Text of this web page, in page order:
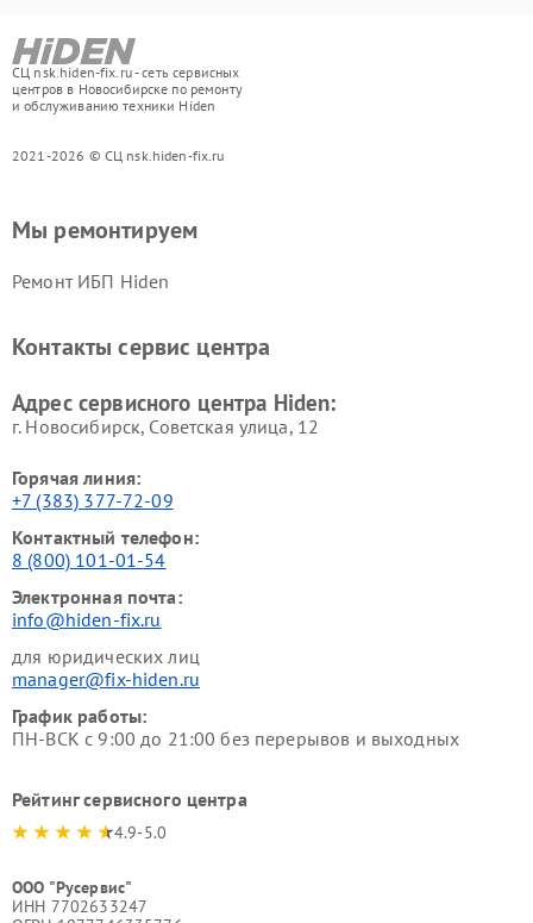
СЦ nsk.hiden-fix.ru - сеть сервисных
центров в Новосибирске по ремонту
и обслуживанию техники Hiden
2021-2026 © СЦ nsk.hiden-fix.ru
Мы ремонтируем
Ремонт ИБП Hiden
Контакты сервис центра
Адрес сервисного центра Hiden:
г. Новосибирск, Советская улица, 12
Горячая линия:
+7 (383) 377-72-09
Контактный телефон:
8 (800) 101-01-54
Электронная почта:
info@hiden-fix.ru
для юридических лиц
manager@fix-hiden.ru
График работы:
ПН-ВСК с 9:00 до 21:00 без перерывов и выходных
Рейтинг сервисного центра
4.9-5.0
ООО "Русервис"
ИНН 7702633247